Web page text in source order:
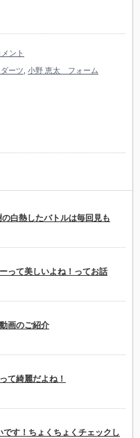
ント
ーツ 小野 恵太 フォーム
白熱したバトルは毎回見も
って美しいよね！ってお話
画のご紹介
て綺麗だよね！
す！ちょくちょくチェックし